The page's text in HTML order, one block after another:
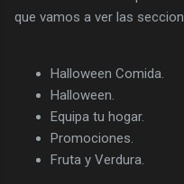
que vamos a ver las
Halloween Comida.
Halloween.
Equipa tu hogar.
Promociones.
Fruta y Verdura.